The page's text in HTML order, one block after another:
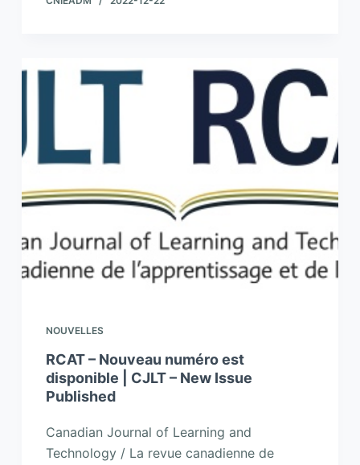
NOUVELLES
RCAT – Nouveau numéro est
disponible | CJLT – New Issue
Published
Canadian Journal of Learning and
Technology / La revue canadienne de